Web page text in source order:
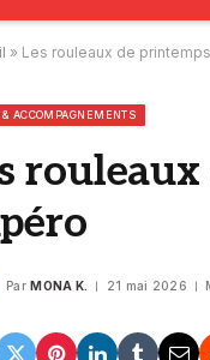
» Les rouleaux de
& ACCOMPAGNEMENTS
Par MONA K. 21 mai 2026